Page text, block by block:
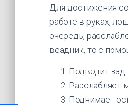
Для достижения
работе в руках,
очередь,
всадник, то с
Подводит зад
Расслабляет
Поднимает